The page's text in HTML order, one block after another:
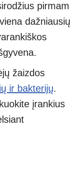
pirmam
dažniausių
žaizdos
ir bakterijų.
įrankius